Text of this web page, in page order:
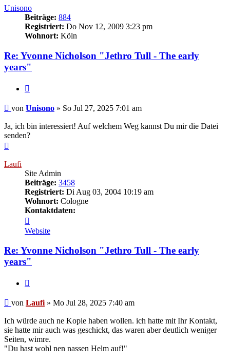
Unisono
Beiträge: 884
Registriert: Do Nov 12, 2009 3:23 pm
Wohnort: Köln
Re: Yvonne Nicholson "Jethro Tull - The early
years"
Beitrag
von Unisono » So Jul 27, 2025 7:01 am
Ja, ich bin interessiert! Auf welchem Weg kannst Du mir die Datei
senden?
Laufi
Site Admin
Beiträge: 3458
Registriert: Di Aug 03, 2004 10:19 am
Wohnort: Cologne
Kontaktdaten:
von
Laufi
Website
Re: Yvonne Nicholson "Jethro Tull - The early
years"
Beitrag
von Laufi » Mo Jul 28, 2025 7:40 am
Ich würde auch ne Kopie haben wollen. ich hatte mit Ihr Kontakt,
sie hatte mir auch was geschickt, das waren aber deutlich weniger
Seiten, wimre.
"Du hast wohl nen nassen Helm auf!"